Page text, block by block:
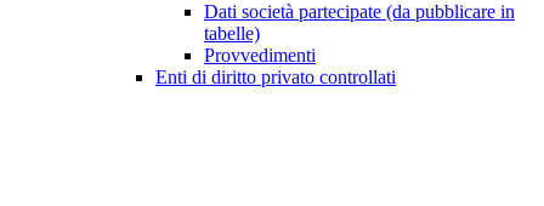
Dati società partecipate (da pubblicare in
tabelle)
Provvedimenti
Enti di diritto privato controllati